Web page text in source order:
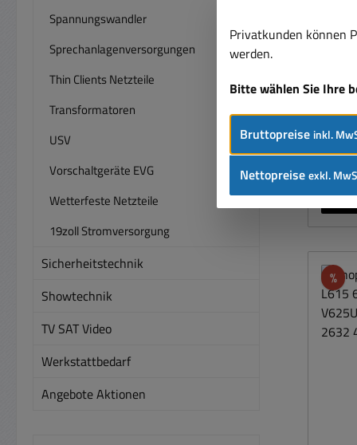
Spannungswandler
Sprechanlagenversorgungen
Thin Clients Netzteile
Transformatoren
USV
Vorschaltgeräte EVG
Wetterfeste Netzteile
19zoll Stromversorgung
Sicherheitstechnik
Showtechnik
TV SAT Video
Werkstattbedarf
Angebote Aktionen
LR936
bis
%
Privatkunden können
werden.
Bitte wählen Sie Ihre
Bruttopreise inkl.
Nettopreiseexkl.